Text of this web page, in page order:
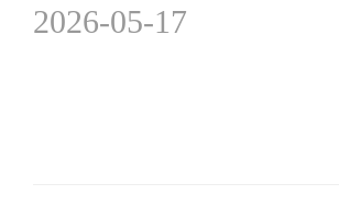
2026-05-17